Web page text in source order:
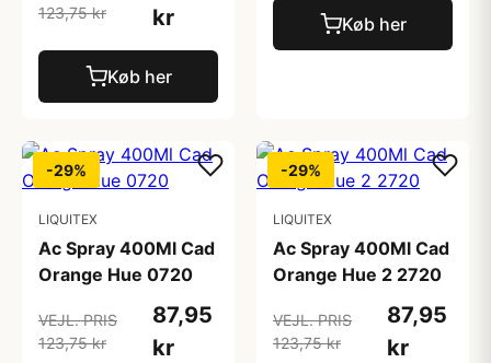
123,75 kr
kr
Køb her
Køb her
-29%
LIQUITEX
Ac Spray 400Ml Cad
Orange Hue 0720
VEJL. PRIS
123,75 kr
87,95
kr
-29%
LIQUITEX
Ac Spray 400Ml Cad
Orange Hue 2 2720
VEJL. PRIS
123,75 kr
87,95
kr